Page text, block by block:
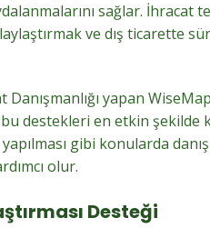
sağlar.
ve dış
Danışmanlığı yapan
destekleri en etkin şekilde
gibi konularda
olur.
Desteği